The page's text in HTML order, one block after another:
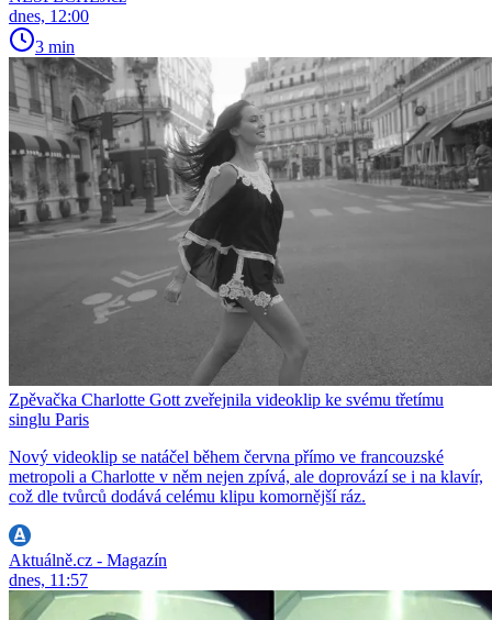
dnes, 12:00
3 min
Zpěvačka Charlotte Gott zveřejnila videoklip ke svému třetímu
singlu Paris
Nový videoklip se natáčel během června přímo ve francouzské
metropoli a Charlotte v něm nejen zpívá, ale doprovází se i na klavír,
což dle tvůrců dodává celému klipu komornější ráz.
Aktuálně.cz - Magazín
dnes, 11:57